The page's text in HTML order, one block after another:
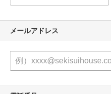
メールアドレス